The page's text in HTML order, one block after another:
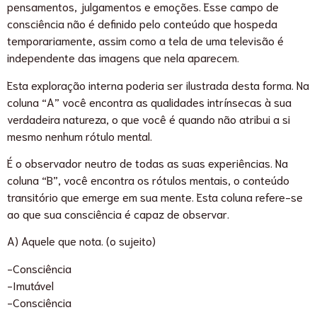
pensamentos, julgamentos e emoções. Esse campo de
consciência não é definido pelo conteúdo que hospeda
temporariamente, assim como a tela de uma televisão é
independente das imagens que nela aparecem.
Esta exploração interna poderia ser ilustrada desta forma. Na
coluna “A” você encontra as qualidades intrínsecas à sua
verdadeira natureza, o que você é quando não atribui a si
mesmo nenhum rótulo mental.
É o observador neutro de todas as suas experiências. Na
coluna “B”, você encontra os rótulos mentais, o conteúdo
transitório que emerge em sua mente. Esta coluna refere-se
ao que sua consciência é capaz de observar.
A) Aquele que nota. (o sujeito)
-Consciência
-Imutável
-Consciência